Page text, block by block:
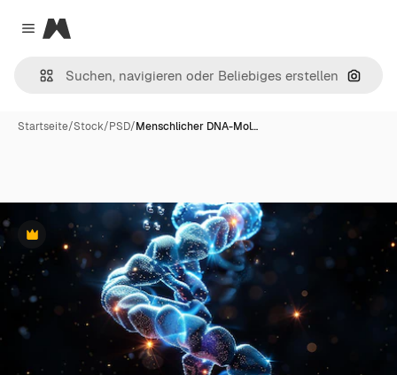
Close menu
Magnific
Nach
Startseite/Stock/PSD/Menschlicher DNA-Mol…
Premium